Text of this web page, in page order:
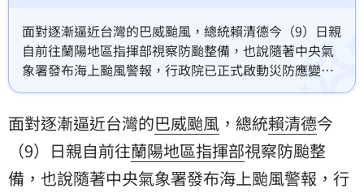
面對逐漸逼近台灣的巴威颱風，總統賴清德今（9）日親
自前往蘭陽地區指揮部視察防颱整備，也說隨著中央氣
象署發布海上颱風警報，行政院已正式啟動災防應變機
制，由中央、地方與國軍三方同步展開防颱部署，嚴防
面對逐漸逼近台灣的巴威颱風 ，總統賴清德今
（9）日親自前往蘭陽地區指揮部視察防颱整
備，也說隨著中央氣象署發布海上颱風警報，行